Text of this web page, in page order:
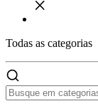
Todas as categorias